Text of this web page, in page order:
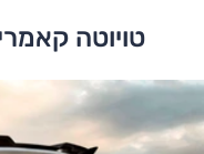
טויוטה